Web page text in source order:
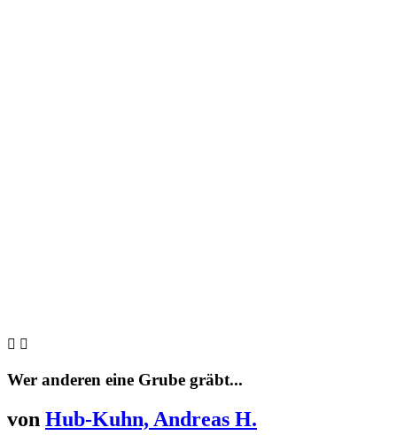
 
Wer anderen eine Grube gräbt...
von Hub-Kuhn, Andreas H.